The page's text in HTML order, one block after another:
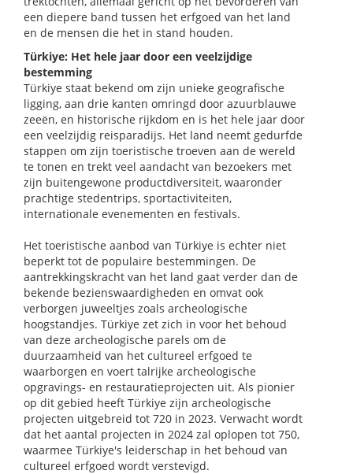
een diepere band tussen het erfgoed van het land
en de mensen die het in stand houden.
Türkiye: Het hele jaar door een veelzijdige
bestemming
Türkiye staat bekend om zijn unieke geografische
ligging, aan drie kanten omringd door azuurblauwe
zeeën, en historische rijkdom en is het hele jaar door
een veelzijdig reisparadijs. Het land neemt gedurfde
stappen om zijn toeristische troeven aan de wereld
te tonen en trekt veel aandacht van bezoekers met
zijn buitengewone productdiversiteit, waaronder
prachtige stedentrips, sportactiviteiten,
internationale evenementen en festivals.
Het toeristische aanbod van Türkiye is echter niet
beperkt tot de populaire bestemmingen. De
aantrekkingskracht van het land gaat verder dan de
bekende bezienswaardigheden en omvat ook
verborgen juweeltjes zoals archeologische
hoogstandjes. Türkiye zet zich in voor het behoud
van deze archeologische parels om de
duurzaamheid van het cultureel erfgoed te
waarborgen en voert talrijke archeologische
opgravings- en restauratieprojecten uit. Als pionier
op dit gebied heeft Türkiye zijn archeologische
projecten uitgebreid tot 720 in 2023. Verwacht wordt
dat het aantal projecten in 2024 zal oplopen tot 750,
waarmee Türkiye's leiderschap in het behoud van
cultureel erfgoed wordt verstevigd.